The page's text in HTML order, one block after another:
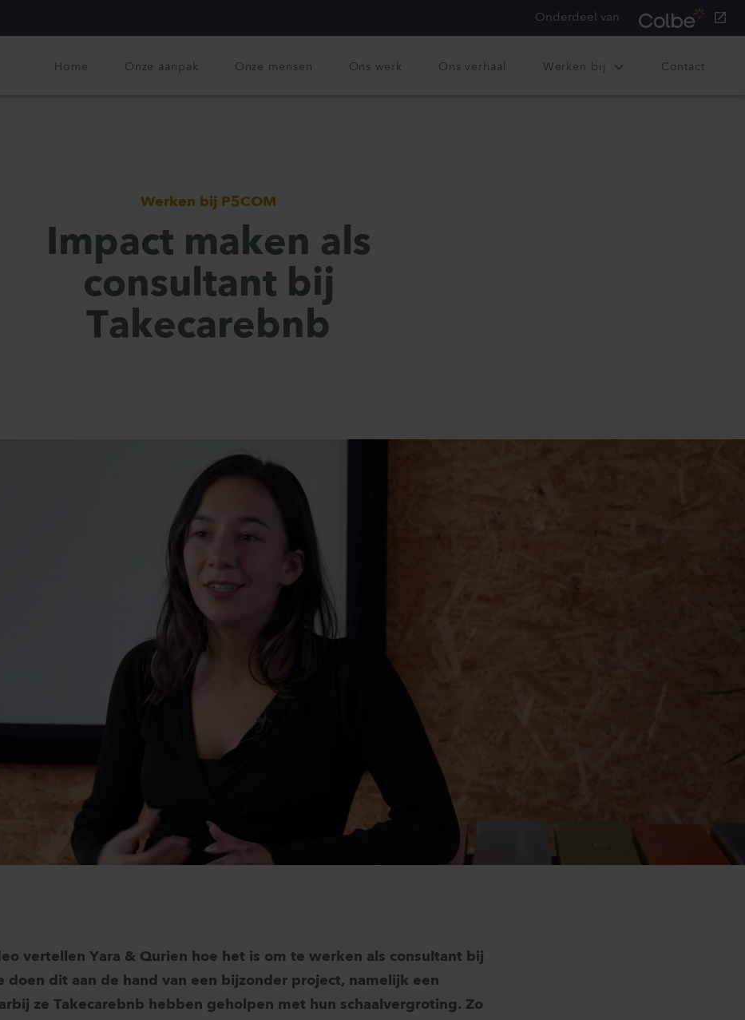
Onderdeel van
Home Onze aanpak Onze mensen Ons werk Ons verhaal Werken bij Contact
Werken bij P5COM
Impact maken als
consultant bij
Takecarebnb
vertellen Yara & Qurien hoe het is om te werken als consultant bij
doen dit aan de hand van een bijzonder project, namelijk een
ze Takecarebnb hebben geholpen met hun schaalvergroting. Zo